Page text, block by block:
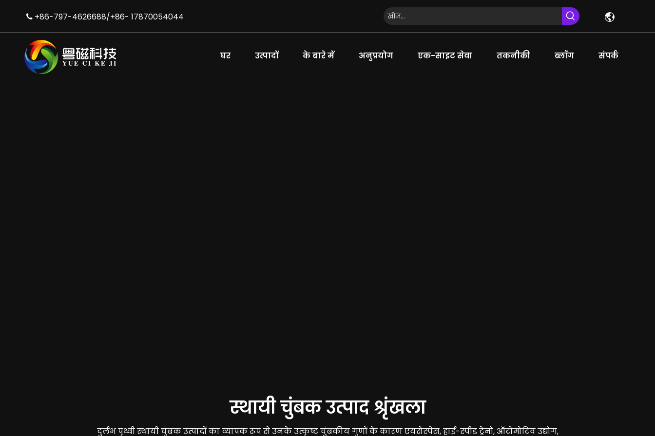
 +86-797-4626688/+86- 17870054044
घर उत्पादों के बारे में अनुप्रयोग एक-साइट सेवा तकनीकी ब्लॉग संपर्क
स्थायी चुंबक उत्पाद श्रृंखला
दुर्लभ पृथ्वी स्थायी चुंबक उत्पादों का व्यापक रूप से उनके उत्कृष्ट चुंबकीय गुणों के कारण एयरोस्पेस, हाई-स्पीड ट्रेनों, ऑटोमोटिव उद्योग,